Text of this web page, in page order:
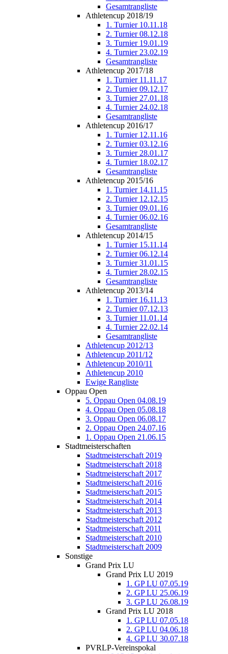
Gesamtrangliste
Athletencup 2018/19
1. Turnier 10.11.18
2. Turnier 08.12.18
3. Turnier 19.01.19
4. Turnier 23.02.19
Gesamtrangliste
Athletencup 2017/18
1. Turnier 11.11.17
2. Turnier 09.12.17
3. Turnier 27.01.18
4. Turnier 24.02.18
Gesamtrangliste
Athletencup 2016/17
1. Turnier 12.11.16
2. Turnier 03.12.16
3. Turnier 28.01.17
4. Turnier 18.02.17
Gesamtrangliste
Athletencup 2015/16
1. Turnier 14.11.15
2. Turnier 12.12.15
3. Turnier 09.01.16
4. Turnier 06.02.16
Gesamtrangliste
Athletencup 2014/15
1. Turnier 15.11.14
2. Turnier 06.12.14
3. Turnier 31.01.15
4. Turnier 28.02.15
Gesamtrangliste
Athletencup 2013/14
1. Turnier 16.11.13
2. Turnier 07.12.13
3. Turnier 11.01.14
4. Turnier 22.02.14
Gesamtrangliste
Athletencup 2012/13
Athletencup 2011/12
Athletencup 2010/11
Athletencup 2010
Ewige Rangliste
Oppau Open
5. Oppau Open 04.08.19
4. Oppau Open 05.08.18
3. Oppau Open 06.08.17
2. Oppau Open 24.07.16
1. Oppau Open 21.06.15
Stadtmeisterschaften
Stadtmeisterschaft 2019
Stadtmeisterschaft 2018
Stadtmeisterschaft 2017
Stadtmeisterschaft 2016
Stadtmeisterschaft 2015
Stadtmeisterschaft 2014
Stadtmeisterschaft 2013
Stadtmeisterschaft 2012
Stadtmeisterschaft 2011
Stadtmeisterschaft 2010
Stadtmeisterschaft 2009
Sonstige
Grand Prix LU
Grand Prix LU 2019
1. GP LU 07.05.19
2. GP LU 25.06.19
3. GP LU 26.08.19
Grand Prix LU 2018
1. GP LU 07.05.18
2. GP LU 04.06.18
4. GP LU 30.07.18
PVRLP-Vereinspokal